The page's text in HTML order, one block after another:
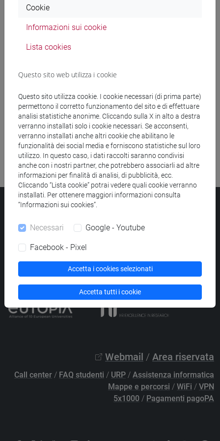
Ricerca insegnamenti
Ricerca pubblicazioni
Ricerca risorse bibliografiche
Università Ca’ Foscari
PECprotocollo@pec.unive.it
Privacy/Cookies/Credits e note legali
Elenco siti tematici
Webmail / Area riservata
Call center / FAQ studenti / URP / Assistenza informatica
Mappe e percorsi / WiFi / VPN
5x1000 / Pagamenti pagoPA
Cookie
Informazioni sui cookie
Lista cookies
Questo sito web utilizza i cookie
Questo sito utilizza cookie. I cookie necessari (di prima parte)
permettono il corretto funzionamento del sito e di effettuare
analisi statistiche anonime. Cliccando sulla X in alto a destra
verranno installati solo i cookie necessari. Se acconsenti,
verranno installati anche altri cookie che abilitano le
funzionalità dei social media e forniscono statistiche sul loro
utilizzo. In questo caso, i dati raccolti saranno condivisi
anche con i nostri partner, che potrebbero associarli ad altre
informazioni per finalità di analisi, di pubblicità, ecc.
Cliccando “Lista cookie” potrai vedere quali cookie verranno
installati. Per ottenere maggiori informazioni consulta
“Informazioni sui cookies”.
Necessari Google - Youtube
Facebook - Pixel
Accetta i cookies selezionati
Accetta tutti i cookie